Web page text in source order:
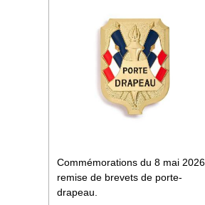
Commémorations du 8 mai
remise de brevets de porte-
drapeau.